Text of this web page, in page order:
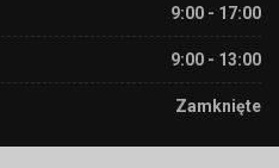
9:00 - 17:00
9:00 - 13:00
Zamknięte